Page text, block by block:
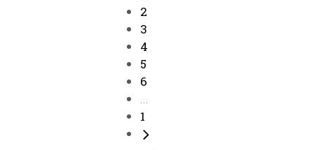
2
3
4
5
6
...
1